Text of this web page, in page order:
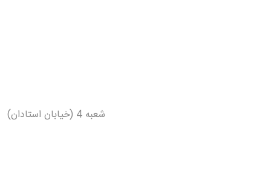
شعبه 4 (خیابان استادان)